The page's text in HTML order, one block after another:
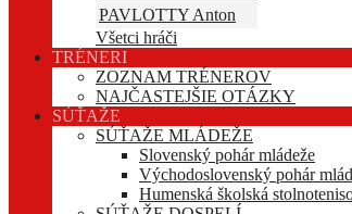
PAVLOTTY Anton
Všetci hráči
TRÉNERI
ZOZNAM TRÉNEROV
NAJČASTEJŠIE OTÁZKY
SÚŤAŽE
SÚŤAŽE MLÁDEŽE
Slovenský pohár mládeže
Východoslovenský pohár
Humenská školská